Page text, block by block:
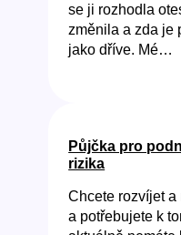
se ji rozhodla
změnila a zda je
jako dříve. Mé…
Půjčka pro
rizika
Chcete rozvíjet
a potřebujete k